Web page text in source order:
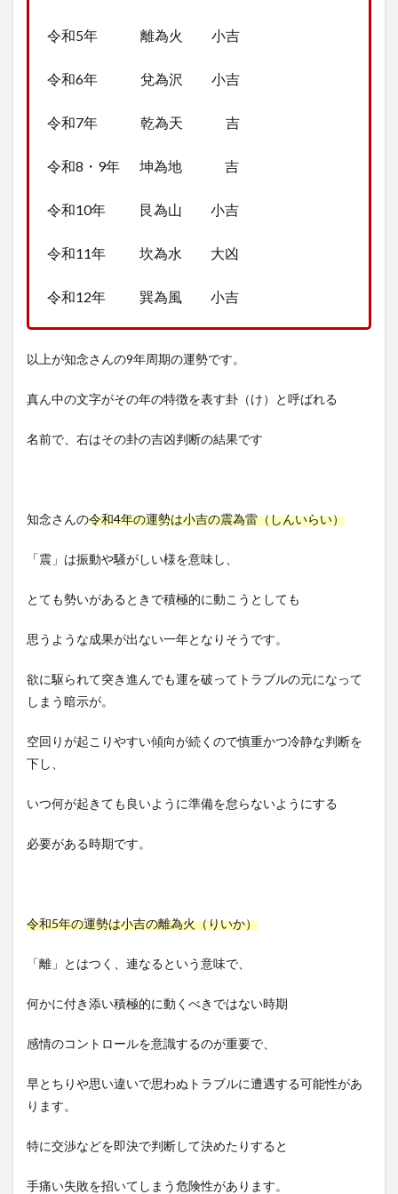
令和5年 離為火 小吉
令和6年 兌為沢 小吉
令和7年 乾為天 吉
令和8・9年 坤為地 吉
令和10年 艮為山 小吉
令和11年 坎為水 大凶
令和12年 巽為風 小吉
以上が知念さんの9年周期の運勢です。
真ん中の文字がその年の特徴を表す卦（け）と呼ばれる
名前で、右はその卦の吉凶判断の結果です
知念さんの令和4年の運勢は小吉の震為雷（しんいらい）
「震」は振動や騒がしい様を意味し、
とても勢いがあるときで積極的に動こうとしても
思うような成果が出ない一年となりそうです。
欲に駆られて突き進んでも運を破ってトラブルの元になって
しまう暗示が。
空回りが起こりやすい傾向が続くので慎重かつ冷静な判断を
下し、
いつ何が起きても良いように準備を怠らないようにする
必要がある時期です。
令和5年の運勢は小吉の離為火（りいか）
「離」とはつく、連なるという意味で、
何かに付き添い積極的に動くべきではない時期
感情のコントロールを意識するのが重要で、
早とちりや思い違いで思わぬトラブルに遭遇する可能性があ
ります。
特に交渉などを即決で判断して決めたりすると
手痛い失敗を招いてしまう危険性があります。